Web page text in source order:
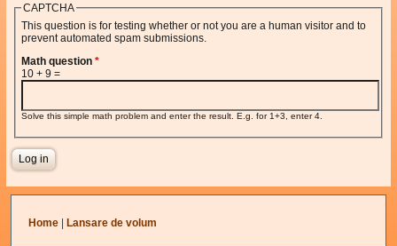
CAPTCHA
This question is for testing whether or not you are a human visitor and to
prevent automated spam submissions.
Math question*
10 + 9 =
Solve this simple math problem and enter the result. E.g. for 1+3, enter 4.
You are here
Home| Lansare de volum